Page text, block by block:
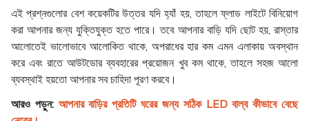
এই প্রশ্নগুলোর বেশ কয়েকটির উত্তর যদি হ্যাঁ হয়, তাহলে ফ্লাড লাইটে বিনিয়োগ
করা আপনার জন্য যুক্তিযুক্ত হতে পারে। তবে আপনার বাড়ি যদি ছোট হয়, রাস্তার
আলোতেই ভালোভাবে আলোকিত থাকে, অপরাধের হার কম এমন এলাকায় অবস্থান
করে এবং রাতে আউটডোর ব্যবহারের প্রয়োজন খুব কম থাকে, তাহলে সহজ আলো
ব্যবস্থাই হয়তো আপনার সব চাহিদা পূরণ করবে।
আরও পড়ুন: আপনার বাড়ির প্রতিটি ঘরের জন্য সঠিক LED বাল্ব কীভাবে বেছে